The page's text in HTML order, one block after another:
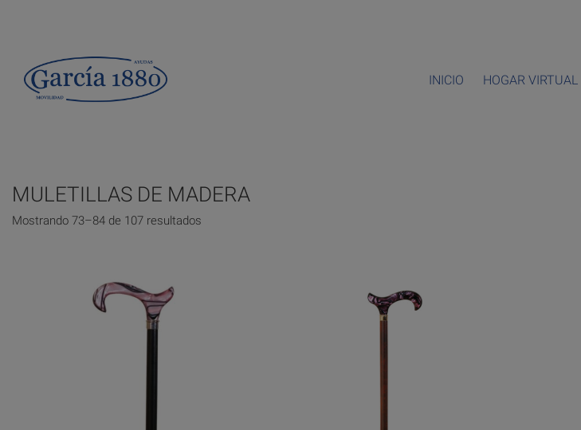
INICIO HOGAR VIRTUAL
MULETILLAS DE MADERA
Mostrando 73–84 de 107 resultados